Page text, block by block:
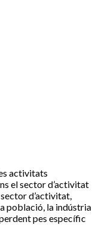
activitats
el sector d’activitat
d’activitat,
població, la indústria
pes específic